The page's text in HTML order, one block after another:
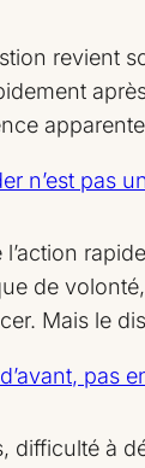
revient
n’est pas
de
Mais le
pas
difficulté à